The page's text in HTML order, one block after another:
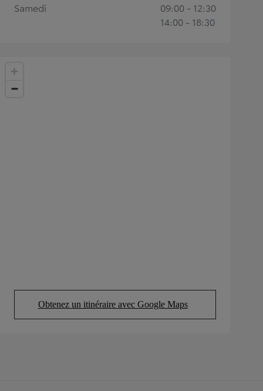
Obtenez un itinéraire avec Google Maps
(Opens in new tab)
Samedi
09:00 - 12:30
14:00 - 18:30